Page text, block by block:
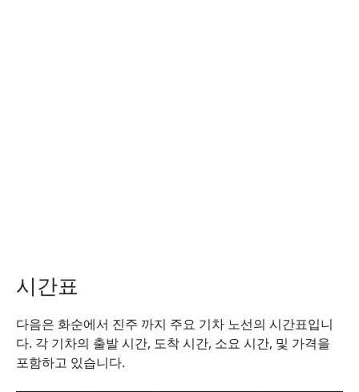
시간표
다음은 화순에서 진주 까지 주요 기차 노선의 시간표입니
다. 각 기차의 출발 시간, 도착 시간, 소요 시간, 및 가격을
포함하고 있습니다.